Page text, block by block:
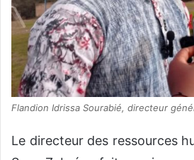
Flandion Idrissa Sourabié, directeur
Le directeur des ressources